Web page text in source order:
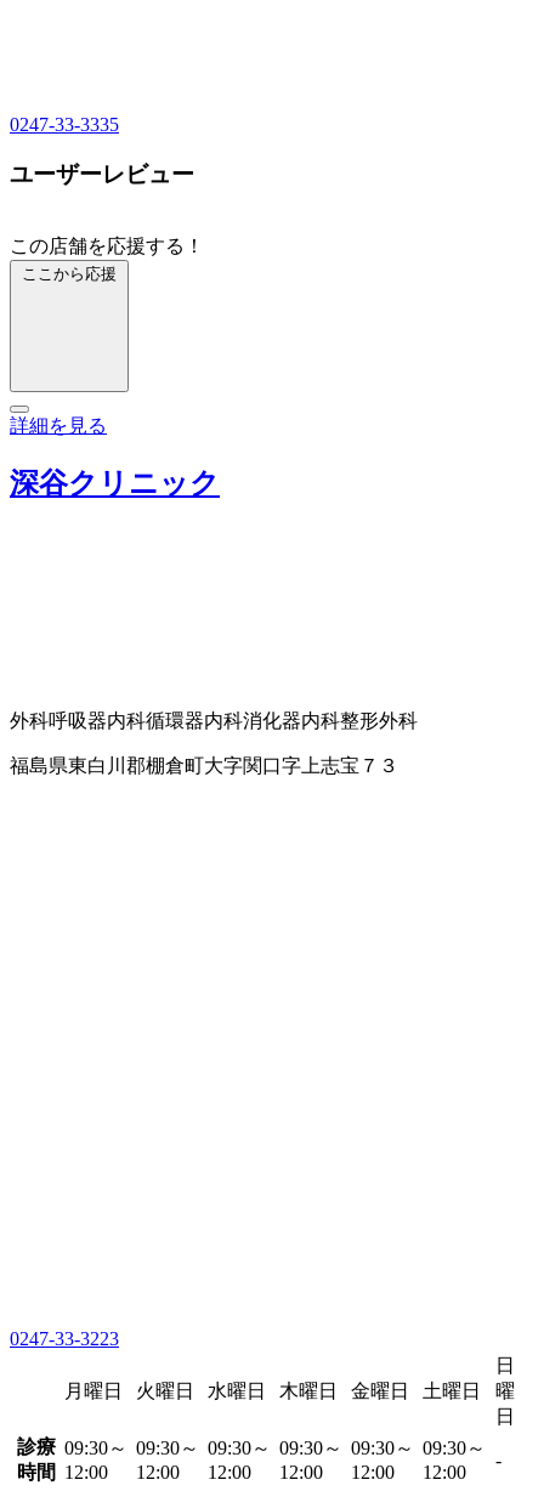
0247-33-3335
ユーザーレビュー
この店舗を応援する！
ここから応援
詳細を見る
深谷クリニック
外科呼吸器内科循環器内科消化器内科整形外科
福島県東白川郡棚倉町大字関口字上志宝７３
0247-33-3223
月曜日 火曜日 水曜日 木曜日 金曜日 土曜日
日
曜
日
診療
時間
09:30～
12:00
09:30～
12:00
09:30～
12:00
09:30～
12:00
09:30～
12:00
09:30～
12:00
-